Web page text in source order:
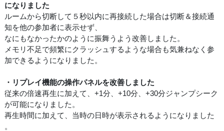
になりました
ルームから切断して５秒以内に再接続した場合は切断＆接続通
知を他の参加者に表示せず、
なにもなかったかのように振舞うよう改善しました。
メモリ不足で頻繁にクラッシュするような場合も気兼ねなく参
加できるようになりました。
・リプレイ機能の操作パネルを改善しました
従来の倍速再生に加えて、+1分、+10分、+30分ジャンプシーク
が可能になりました。
再生時間に加えて、当時の日時が表示されるようになりました
。